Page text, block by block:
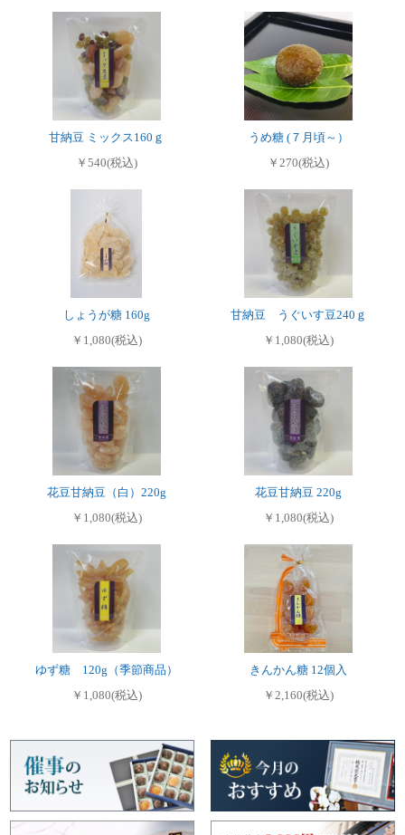
甘納豆 ミックス160ｇ
￥540(税込)
うめ糖 (７月頃～）
￥270(税込)
しょうが糖 160g
￥1,080(税込)
甘納豆 うぐいす豆240ｇ
￥1,080(税込)
花豆甘納豆（白）220g
￥1,080(税込)
花豆甘納豆 220g
￥1,080(税込)
ゆず糖 120g（季節商品）
￥1,080(税込)
きんかん糖 12個入
￥2,160(税込)